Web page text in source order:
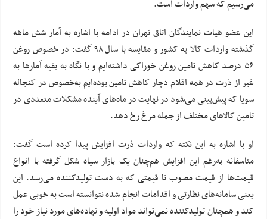
می‌رسیم که سهم واردات است.
این عضو هیات نمایندگان اتاق تهران در ادامه با اشاره به آمار شش ماهه
گذشته واردات کالا به کشور و مقایسه‌ با سال ۹۸ گفت: در خصوص روغن
۵۶ درصد کاهش تامین روغن خوراکی داشته‌ایم و با نگاه به بقیه آمار‌ها‌ به
غیر از ذرت در همه اقلام دچار کاهش تامین بوده‌ایم به‌خصوص در‌ کنجاله
سویا‌ که پیش‌بینی ‌می‌شود در نهایت در ماه‌های آینده مشکلات متعددی‌ در
تامین کالاهای مختلف از جمله‌ مرغ رخ دهد.
او با‌ اشاره به این نکته که واردات ذرت افزایش پیدا کرده است گفت:
متاسفانه به‌رغم این افزایش هم‌چنان یک بازار سیاه شکل گرفته با انواع
قیمت‌ها از قیمت مصوب تا قیمتی که به دست تولیدکننده می‌رسد. این
یعنی سامانه‌های نظارتی و اقدامات انجام شده نتوانسته است به خوبی عمل
کند و همچنان تولیدکننده نمی‌تواند مواد اولیه و نهاده‌های مورد نیاز خود را